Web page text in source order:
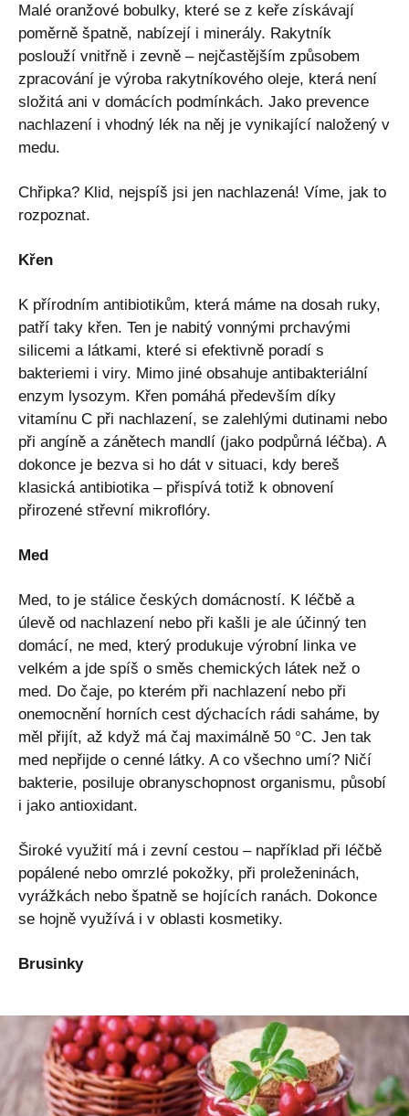
Malé oranžové bobulky, které se z keře získávají
poměrně špatně, nabízejí i minerály. Rakytník
poslouží vnitřně i zevně – nejčastějším způsobem
zpracování je výroba rakytníkového oleje, která není
složitá ani v domácích podmínkách. Jako prevence
nachlazení i vhodný lék na něj je vynikající naložený v
medu.
Chřipka? Klid, nejspíš jsi jen nachlazená! Víme, jak to
rozpoznat.
Křen
K přírodním antibiotikům, která máme na dosah ruky,
patří taky křen. Ten je nabitý vonnými prchavými
silicemi a látkami, které si efektivně poradí s
bakteriemi i viry. Mimo jiné obsahuje antibakteriální
enzym lysozym. Křen pomáhá především díky
vitamínu C při nachlazení, se zalehlými dutinami nebo
při angíně a zánětech mandlí (jako podpůrná léčba). A
dokonce je bezva si ho dát v situaci, kdy bereš
klasická antibiotika – přispívá totiž k obnovení
přirozené střevní mikroflóry.
Med
Med, to je stálice českých domácností. K léčbě a
úlevě od nachlazení nebo při kašli je ale účinný ten
domácí, ne med, který produkuje výrobní linka ve
velkém a jde spíš o směs chemických látek než o
med. Do čaje, po kterém při nachlazení nebo při
onemocnění horních cest dýchacích rádi saháme, by
měl přijít, až když má čaj maximálně 50 °C. Jen tak
med nepřijde o cenné látky. A co všechno umí? Ničí
bakterie, posiluje obranyschopnost organismu, působí
i jako antioxidant.
Široké využití má i zevní cestou – například při léčbě
popálené nebo omrzlé pokožky, při proleženinách,
vyrážkách nebo špatně se hojících ranách. Dokonce
se hojně využívá i v oblasti kosmetiky.
Brusinky